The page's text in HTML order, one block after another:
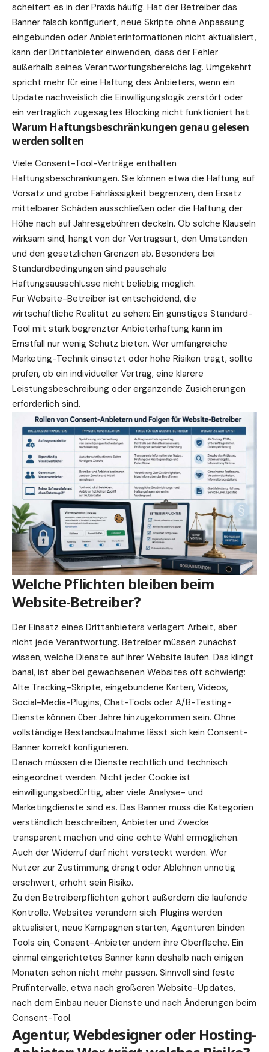
scheitert es in der Praxis häufig. Hat der Betreiber das
Banner falsch konfiguriert, neue Skripte ohne Anpassung
eingebunden oder Anbieterinformationen nicht aktualisiert,
kann der Drittanbieter einwenden, dass der Fehler
außerhalb seines Verantwortungsbereichs lag. Umgekehrt
spricht mehr für eine Haftung des Anbieters, wenn ein
Update nachweislich die Einwilligungslogik zerstört oder
ein vertraglich zugesagtes Blocking nicht funktioniert hat.
Warum Haftungsbeschränkungen genau gelesen
werden sollten
Viele Consent-Tool-Verträge enthalten
Haftungsbeschränkungen. Sie können etwa die Haftung auf
Vorsatz und grobe Fahrlässigkeit begrenzen, den Ersatz
mittelbarer Schäden ausschließen oder die Haftung der
Höhe nach auf Jahresgebühren deckeln. Ob solche Klauseln
wirksam sind, hängt von der Vertragsart, den Umständen
und den gesetzlichen Grenzen ab. Besonders bei
Standardbedingungen sind pauschale
Haftungsausschlüsse nicht beliebig möglich.
Für Website-Betreiber ist entscheidend, die
wirtschaftliche Realität zu sehen: Ein günstiges Standard-
Tool mit stark begrenzter Anbieterhaftung kann im
Ernstfall nur wenig Schutz bieten. Wer umfangreiche
Marketing-Technik einsetzt oder hohe Risiken trägt, sollte
prüfen, ob ein individueller Vertrag, eine klarere
Leistungsbeschreibung oder ergänzende Zusicherungen
erforderlich sind.
Welche Pflichten bleiben beim
Website-Betreiber?
Der Einsatz eines Drittanbieters verlagert Arbeit, aber
nicht jede Verantwortung. Betreiber müssen zunächst
wissen, welche Dienste auf ihrer Website laufen. Das klingt
banal, ist aber bei gewachsenen Websites oft schwierig:
Alte Tracking-Skripte, eingebundene Karten, Videos,
Social-Media-Plugins, Chat-Tools oder A/B-Testing-
Dienste können über Jahre hinzugekommen sein. Ohne
vollständige Bestandsaufnahme lässt sich kein Consent-
Banner korrekt konfigurieren.
Danach müssen die Dienste rechtlich und technisch
eingeordnet werden. Nicht jeder Cookie ist
einwilligungsbedürftig, aber viele Analyse- und
Marketingdienste sind es. Das Banner muss die Kategorien
verständlich beschreiben, Anbieter und Zwecke
transparent machen und eine echte Wahl ermöglichen.
Auch der Widerruf darf nicht versteckt werden. Wer
Nutzer zur Zustimmung drängt oder Ablehnen unnötig
erschwert, erhöht sein Risiko.
Zu den Betreiberpflichten gehört außerdem die laufende
Kontrolle. Websites verändern sich. Plugins werden
aktualisiert, neue Kampagnen starten, Agenturen binden
Tools ein, Consent-Anbieter ändern ihre Oberfläche. Ein
einmal eingerichtetes Banner kann deshalb nach einigen
Monaten schon nicht mehr passen. Sinnvoll sind feste
Prüfintervalle, etwa nach größeren Website-Updates,
nach dem Einbau neuer Dienste und nach Änderungen beim
Consent-Tool.
Agentur, Webdesigner oder Hosting-